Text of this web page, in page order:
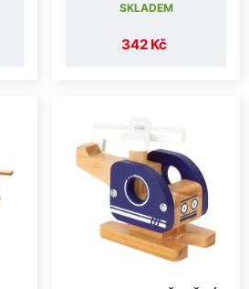
342 Kč
SKLADEM